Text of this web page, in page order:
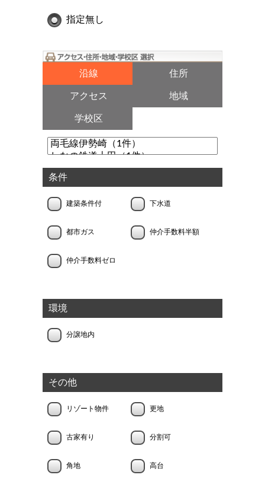
指定無し
沿線 住所
アクセス 地域
学校区
条件
建築条件付 下水道
都市ガス 仲介手数料半額
仲介手数料ゼロ
環境
分譲地内
その他
リゾート物件 更地
古家有り 分割可
角地 高台